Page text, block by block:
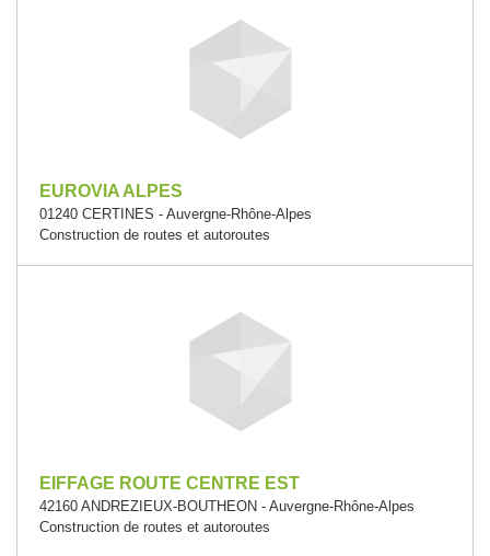
EUROVIA ALPES
01240 CERTINES - Auvergne-Rhône-Alpes
Construction de routes et autoroutes
EIFFAGE ROUTE CENTRE EST
42160 ANDREZIEUX-BOUTHEON - Auvergne-Rhône-Alpes
Construction de routes et autoroutes